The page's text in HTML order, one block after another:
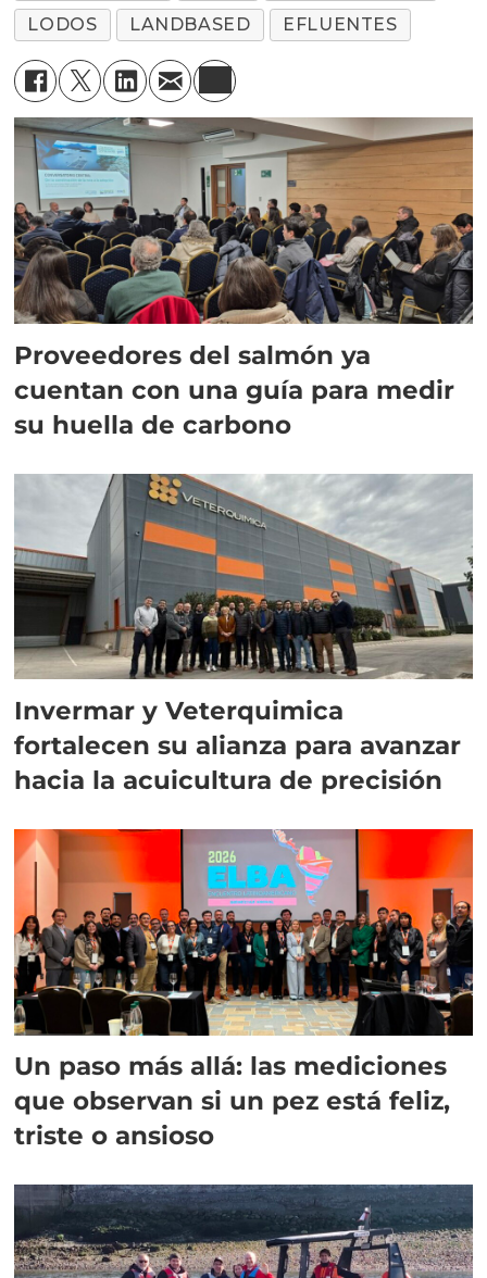
LODOS LANDBASED EFLUENTES
Proveedores del salmón ya
cuentan con una guía para medir
su huella de carbono
Invermar y Veterquimica
fortalecen su alianza para avanzar
hacia la acuicultura de precisión
Un paso más allá: las mediciones
que observan si un pez está feliz,
triste o ansioso